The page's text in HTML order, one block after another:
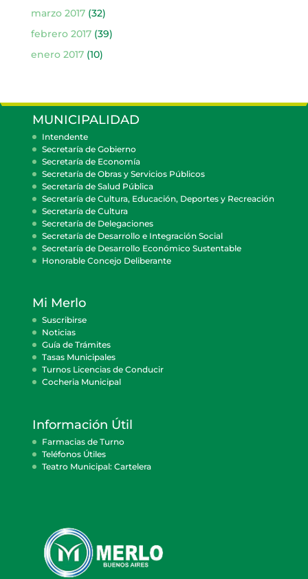
marzo 2017(32)
febrero 2017(39)
enero 2017(10)
MUNICIPALIDAD
Intendente
Secretaría de Gobierno
Secretaría de Economía
Secretaría de Obras y Servicios Públicos
Secretaría de Salud Pública
Secretaría de Cultura, Educación, Deportes y Recreación
Secretaría de Cultura
Secretaría de Delegaciones
Secretaría de Desarrollo e Integración Social
Secretaría de Desarrollo Económico Sustentable
Honorable Concejo Deliberante
Mi Merlo
Suscribirse
Noticias
Guía de Trámites
Tasas Municipales
Turnos Licencias de Conducir
Cocheria Municipal
Información Útil
Farmacias de Turno
Teléfonos Útiles
Teatro Municipal: Cartelera